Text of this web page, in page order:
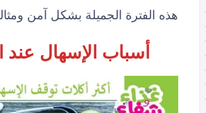
هذه الفترة الجميلة بشكل آمن
أسباب الإسهال عند